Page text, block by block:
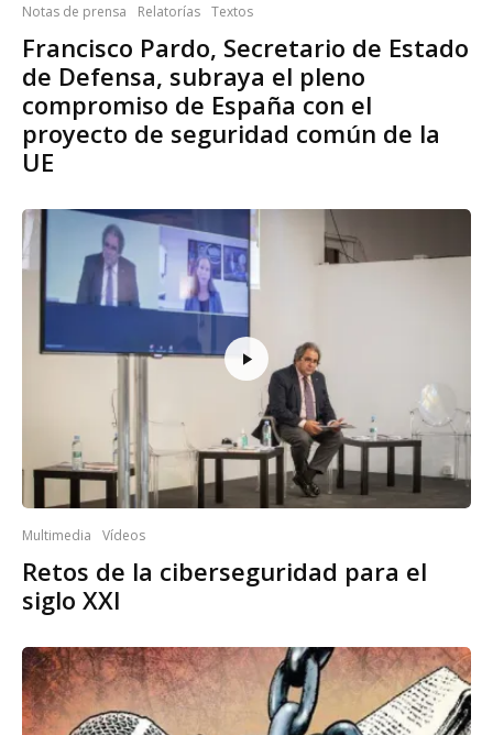
Notas de prensa Relatorías Textos
Francisco Pardo, Secretario de Estado
de Defensa, subraya el pleno
compromiso de España con el
proyecto de seguridad común de la
UE
Multimedia Vídeos
Retos de la ciberseguridad para el
siglo XXI